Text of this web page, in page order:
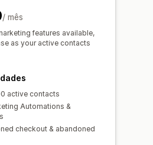
lote
e dicas
/ mês
features available,
as your active contacts
active contacts
Automations &
checkout & abandoned